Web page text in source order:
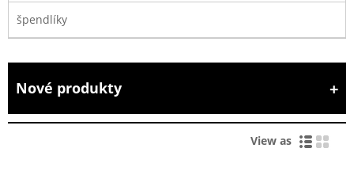
špendlíky
Nové produkty
View as